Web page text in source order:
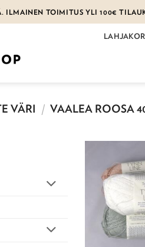
ILMAINEN TOIMITUS YLI 100€
VÄRI / VAALEA ROOSA